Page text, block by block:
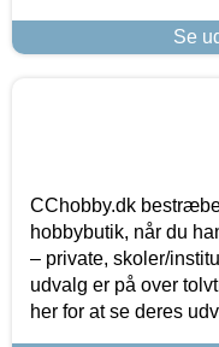
Se
CChobby.dk
hobbybutik, når du
– private, skoler/
udvalg er på over
her for at se deres